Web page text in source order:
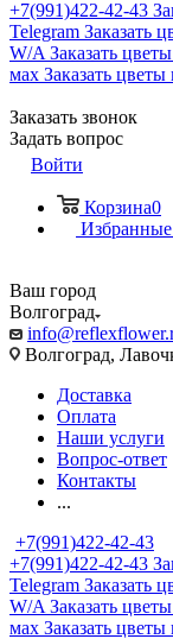
+7(991)422-42-43
Telegram Заказать
W/A Заказать
мах Заказать цветы
Заказать звонок
Задать вопрос
Войти
Корзина0
Ваш город
Волгоград
Волгоград,
Доставка
Оплата
Наши услуги
Вопрос-ответ
Контакты
...
+7(991)422-42-43
+7(991)422-42-43
Telegram Заказать
W/A Заказать
мах Заказать цветы